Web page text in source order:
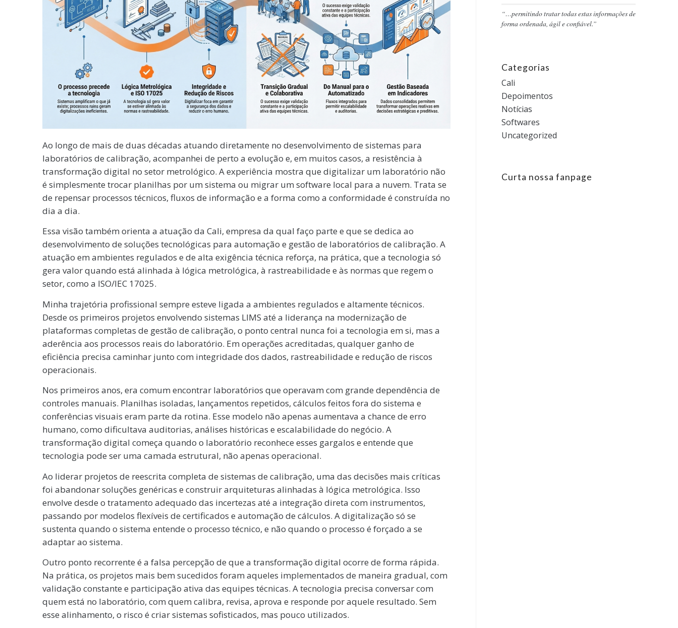
Ao longo de mais de duas décadas atuando diretamente no desenvolvimento de sistemas para
laboratórios de calibração, acompanhei de perto a evolução e, em muitos casos, a resistência à
transformação digital no setor metrológico. A experiência mostra que digitalizar um laboratório não
é simplesmente trocar planilhas por um sistema ou migrar um software local para a nuvem. Trata se
de repensar processos técnicos, fluxos de informação e a forma como a conformidade é construída no
dia a dia.
Essa visão também orienta a atuação da Cali, empresa da qual faço parte e que se dedica ao
desenvolvimento de soluções tecnológicas para automação e gestão de laboratórios de calibração. A
atuação em ambientes regulados e de alta exigência técnica reforça, na prática, que a tecnologia só
gera valor quando está alinhada à lógica metrológica, à rastreabilidade e às normas que regem o
setor, como a ISO/IEC 17025.
Minha trajetória profissional sempre esteve ligada a ambientes regulados e altamente técnicos.
Desde os primeiros projetos envolvendo sistemas LIMS até a liderança na modernização de
plataformas completas de gestão de calibração, o ponto central nunca foi a tecnologia em si, mas a
aderência aos processos reais do laboratório. Em operações acreditadas, qualquer ganho de
eficiência precisa caminhar junto com integridade dos dados, rastreabilidade e redução de riscos
operacionais.
Nos primeiros anos, era comum encontrar laboratórios que operavam com grande dependência de
controles manuais. Planilhas isoladas, lançamentos repetidos, cálculos feitos fora do sistema e
conferências visuais eram parte da rotina. Esse modelo não apenas aumentava a chance de erro
humano, como dificultava auditorias, análises históricas e escalabilidade do negócio. A
transformação digital começa quando o laboratório reconhece esses gargalos e entende que
tecnologia pode ser uma camada estrutural, não apenas operacional.
Ao liderar projetos de reescrita completa de sistemas de calibração, uma das decisões mais críticas
foi abandonar soluções genéricas e construir arquiteturas alinhadas à lógica metrológica. Isso
envolve desde o tratamento adequado das incertezas até a integração direta com instrumentos,
passando por modelos flexíveis de certificados e automação de cálculos. A digitalização só se
sustenta quando o sistema entende o processo técnico, e não quando o processo é forçado a se
adaptar ao sistema.
Outro ponto recorrente é a falsa percepção de que a transformação digital ocorre de forma rápida.
Na prática, os projetos mais bem sucedidos foram aqueles implementados de maneira gradual, com
validação constante e participação ativa das equipes técnicas. A tecnologia precisa conversar com
quem está no laboratório, com quem calibra, revisa, aprova e responde por aquele resultado. Sem
esse alinhamento, o risco é criar sistemas sofisticados, mas pouco utilizados.
“…permitindo tratar todas estas informações de
forma ordenada, ágil e confiável.”
Categorias
Cali
Depoimentos
Notícias
Softwares
Uncategorized
Curta nossa fanpage